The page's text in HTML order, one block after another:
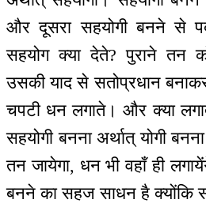
और दूसरा सहयोगी बनने से
सहयोग क्या देते? पुराने तन
उसकी याद से सतोप्रधान
चपटी धन लगाते। और क्या
सहयोगी बनना अर्थात् योगी
तन जायेगा, धन भी वहाँ ही
बनने का सहज साधन है क्योंकि